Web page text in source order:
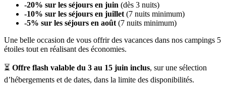
-20% sur les séjours en juin (dès 3 nuits)
-10% sur les séjours en juillet(7 nuits minimum)
-5% sur les séjours en août(7 nuits minimum)
Une belle occasion de vous offrir des vacances dans nos campings 5
étoiles tout en réalisant des économies.
⏳ Offre flash valable du 3 au 15 juin inclus, sur une sélection
d’hébergements et de dates, dans la limite des disponibilités.